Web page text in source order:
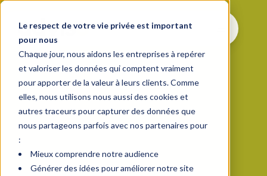
Le respect de votre vie privée est important
pour nous
Chaque jour, nous aidons les entreprises à repérer
et valoriser les données qui comptent vraiment
pour apporter de la valeur à leurs clients. Comme
elles, nous utilisons nous aussi des cookies et
autres traceurs pour capturer des données que
nous partageons parfois avec nos partenaires pour
:
Mieux comprendre notre audience
Générer des idées pour améliorer notre site